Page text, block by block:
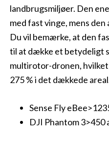
landbrugsmiljøer. Den
med fast vinge, mens
Du vil bemærke, at den
til at dække et betydeligt
multirotor-dronen,
275 % i det dækkede
Sense Fly
DJI Phantom 3>450